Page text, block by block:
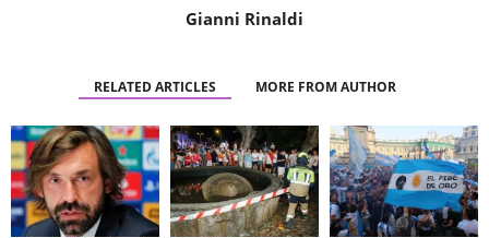
Gianni Rinaldi
RELATED ARTICLES MORE FROM AUTHOR